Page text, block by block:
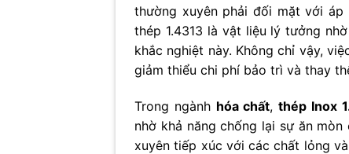
thường xuyên phải đối mặt với
thép 1.4313 là vật liệu lý tưởng
khắc nghiệt này. Không chỉ vậy,
giảm thiểu chi phí bảo trì và thay
Trong ngành hóa chất,thép Inox
nhờ khả năng chống lại sự ăn
xuyên tiếp xúc với các chất lỏng